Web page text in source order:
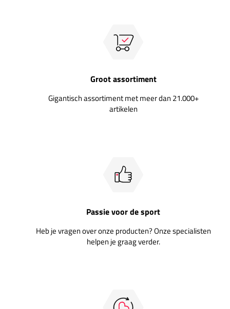
Groot assortiment
Gigantisch assortiment met meer dan 21.000+
artikelen
Passie voor de sport
Heb je vragen over onze producten? Onze specialisten
helpen je graag verder.